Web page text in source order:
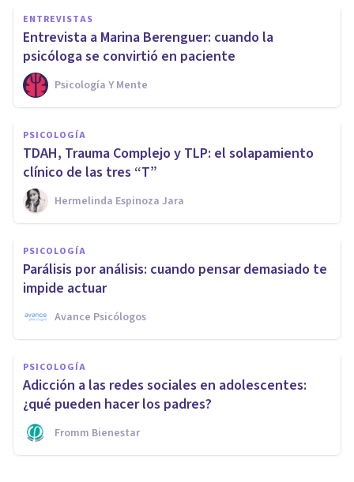
ENTREVISTAS
Entrevista a Marina Berenguer: cuando la
psicóloga se convirtió en paciente
Psicología Y Mente
PSICOLOGÍA
TDAH, Trauma Complejo y TLP: el solapamiento
clínico de las tres “T”
Hermelinda Espinoza Jara
PSICOLOGÍA
Parálisis por análisis: cuando pensar demasiado te
impide actuar
Avance Psicólogos
PSICOLOGÍA
Adicción a las redes sociales en adolescentes:
¿qué pueden hacer los padres?
Fromm Bienestar